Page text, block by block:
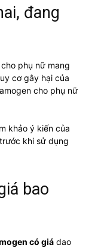
đang
phụ nữ mang
cơ gây hại của
cho phụ nữ
khảo ý kiến của
khi sử dụng
bao
có giá dao